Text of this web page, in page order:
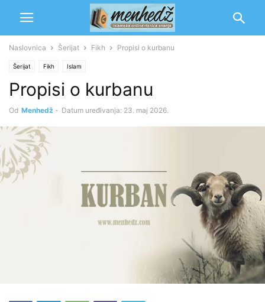
Naslovnica Šerijat Fikh Propisi o kurbanu
Šerijat Fikh Islam
Propisi o kurbanu
Od Menhedž - Datum uređivanja: 23. maj 2026.